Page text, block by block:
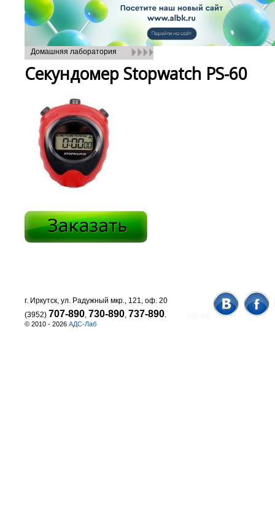
Домашняя лаборатория
Секундомер Stopwatch PS-60
© 2010 - 2026 АДС-Лаб
г. Иркутск, ул. Радужный мкр., 121, оф. 20
(3952) 707-890, 730-890, 737-890.